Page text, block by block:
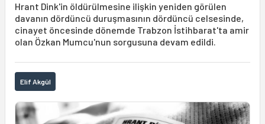
Hrant Dink'in öldürülmesine ilişkin yeniden görülen
davanın dördüncü duruşmasının dördüncü celsesinde,
cinayet öncesinde dönemde Trabzon İstihbarat'ta amir
olan Özkan Mumcu'nun sorgusuna devam edildi.
Elif Akgül